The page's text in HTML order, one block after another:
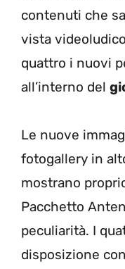
contenuti che
vista
quattro i nuovi
all’interno del
Le nuove
fotogallery in
mostrano
Pacchetto
peculiarità. I
disposizione